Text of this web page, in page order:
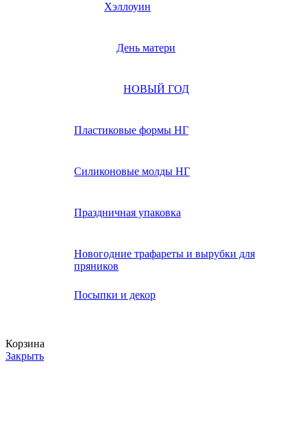
Хэллоуин
День матери
НОВЫЙ ГОД
Пластиковые формы НГ
Силиконовые молды НГ
Праздничная упаковка
Новогодние трафареты и вырубки для
пряников
Посыпки и декор
Корзина
Закрыть